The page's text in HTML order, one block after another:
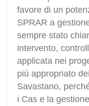
favore di un
SPRAR a
sempre stato
intervento,
applicata nei
più appropriato
Savastano,
i Cas e la